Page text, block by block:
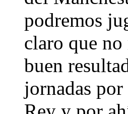
podremos
claro que no
buen
jornadas